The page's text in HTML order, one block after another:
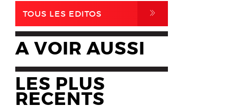
TOUS LES EDITOS ,
A VOIR AUSSI
LES PLUS
RECENTS